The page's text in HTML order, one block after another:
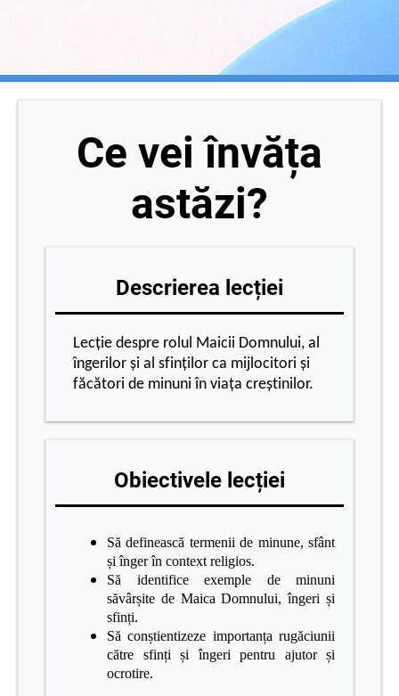
Ce vei învăța
astăzi?
Descrierea lecției
Lecție despre rolul Maicii Domnului, al
îngerilor și al sfinților ca mijlocitori și
făcători de minuni în viața creștinilor.
Obiectivele lecției
Să definească termenii de minune, sfânt
și înger în context religios.
Să identifice exemple de minuni
săvârșite de Maica Domnului, îngeri și
sfinți.
Să conștientizeze importanța rugăciunii
către sfinți și îngeri pentru ajutor și
ocrotire.